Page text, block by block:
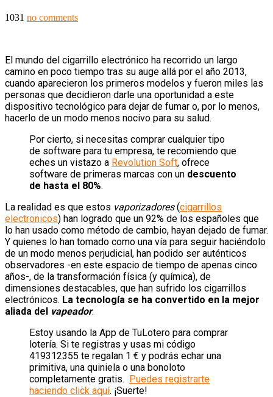
1031 no comments
El mundo del cigarrillo electrónico ha recorrido un largo
camino en poco tiempo tras su auge allá por el año 2013,
cuando aparecieron los primeros modelos y fueron miles las
personas que decidieron darle una oportunidad a este
dispositivo tecnológico para dejar de fumar o, por lo menos,
hacerlo de un modo menos nocivo para su salud.
Por cierto, si necesitas comprar cualquier tipo
de software para tu empresa, te recomiendo que
eches un vistazo a Revolution Soft, ofrece
software de primeras marcas con un descuento
de hasta el 80%.
La realidad es que estos vaporizadores(cigarrillos
electronicos) han logrado que un 92% de los españoles que
lo han usado como método de cambio, hayan dejado de fumar.
Y quienes lo han tomado como una vía para seguir haciéndolo
de un modo menos perjudicial, han podido ser auténticos
observadores -en este espacio de tiempo de apenas cinco
años-, de la transformación física (y química), de
dimensiones destacables, que han sufrido los cigarrillos
electrónicos. La tecnología se ha convertido en la mejor
aliada del vapeador.
Estoy usando la App de TuLotero para comprar
lotería. Si te registras y usas mi código
419312355 te regalan 1 € y podrás echar una
primitiva, una quiniela o una bonoloto
completamente gratis. Puedes registrarte
haciendo click aquí. ¡Suerte!